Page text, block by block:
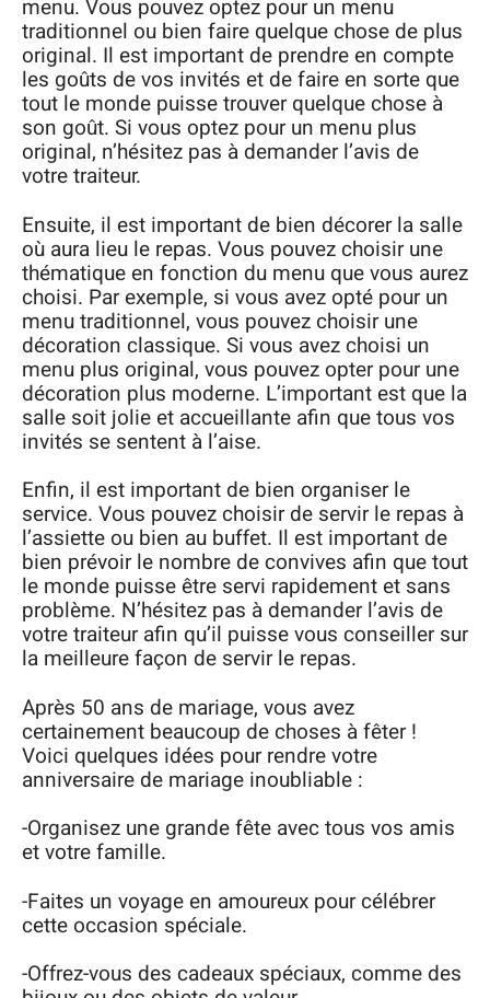
menu. Vous pouvez optez pour un menu
traditionnel ou bien faire quelque chose de plus
original. Il est important de prendre en compte
les goûts de vos invités et de faire en sorte que
tout le monde puisse trouver quelque chose à
son goût. Si vous optez pour un menu plus
original, n’hésitez pas à demander l’avis de
votre traiteur.
Ensuite, il est important de bien décorer la salle
où aura lieu le repas. Vous pouvez choisir une
thématique en fonction du menu que vous aurez
choisi. Par exemple, si vous avez opté pour un
menu traditionnel, vous pouvez choisir une
décoration classique. Si vous avez choisi un
menu plus original, vous pouvez opter pour une
décoration plus moderne. L’important est que la
salle soit jolie et accueillante afin que tous vos
invités se sentent à l’aise.
Enfin, il est important de bien organiser le
service. Vous pouvez choisir de servir le repas à
l’assiette ou bien au buffet. Il est important de
bien prévoir le nombre de convives afin que tout
le monde puisse être servi rapidement et sans
problème. N’hésitez pas à demander l’avis de
votre traiteur afin qu’il puisse vous conseiller sur
la meilleure façon de servir le repas.
Après 50 ans de mariage, vous avez
certainement beaucoup de choses à fêter !
Voici quelques idées pour rendre votre
anniversaire de mariage inoubliable :
-Organisez une grande fête avec tous vos amis
et votre famille.
-Faites un voyage en amoureux pour célébrer
cette occasion spéciale.
-Offrez-vous des cadeaux spéciaux, comme des